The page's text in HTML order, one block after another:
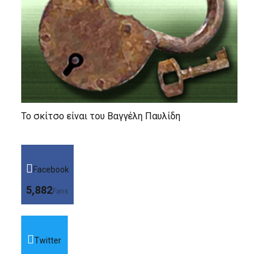
Το σκίτσο είναι του Βαγγέλη Παυλίδη
Facebook
5,882Fans
Twitter